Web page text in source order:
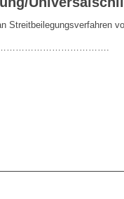
Streitbeilegungsverfahren